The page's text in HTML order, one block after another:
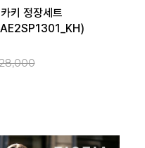
키 정장세트